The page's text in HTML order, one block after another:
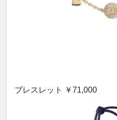
ブレスレット ￥71,000